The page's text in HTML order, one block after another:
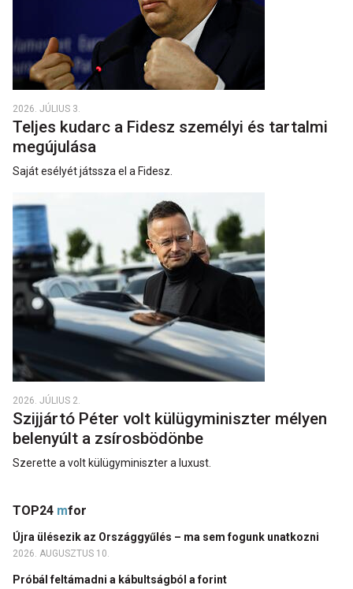
2026. JÚLIUS 3.
Teljes kudarc a Fidesz személyi és tartalmi
megújulása
Saját esélyét játssza el a Fidesz.
2026. JÚLIUS 2.
Szijjártó Péter volt külügyminiszter mélyen
belenyúlt a zsírosbödönbe
Szerette a volt külügyminiszter a luxust.
TOP24 mfor
Újra ülésezik az Országgyűlés – ma sem fogunk unatkozni
2026. AUGUSZTUS 10.
Próbál feltámadni a kábultságból a forint